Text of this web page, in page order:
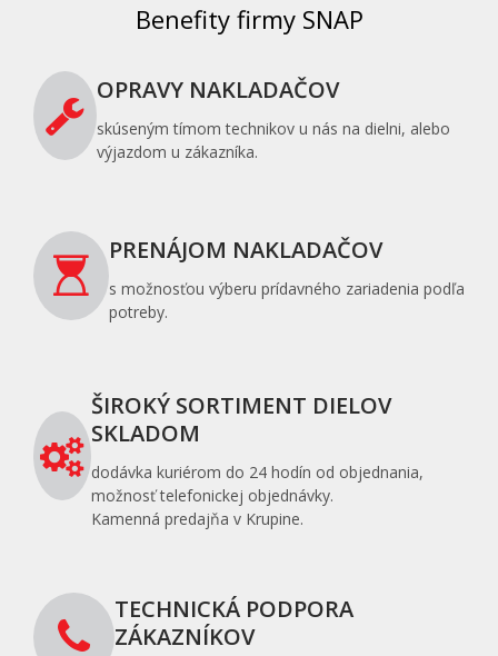
Benefity firmy SNAP
OPRAVY NAKLADAČOV
skúseným tímom technikov u nás na dielni, alebo
výjazdom u zákazníka.
PRENÁJOM NAKLADAČOV
s možnosťou výberu prídavného zariadenia podľa
potreby.
ŠIROKÝ SORTIMENT DIELOV
SKLADOM
dodávka kuriérom do 24 hodín od objednania,
možnosť telefonickej objednávky.
Kamenná predajňa v Krupine.
TECHNICKÁ PODPORA
ZÁKAZNÍKOV